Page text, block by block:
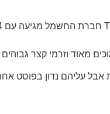
מאוד וזרמי קצר